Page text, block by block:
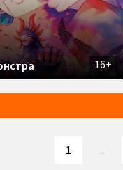
16+
1 ...